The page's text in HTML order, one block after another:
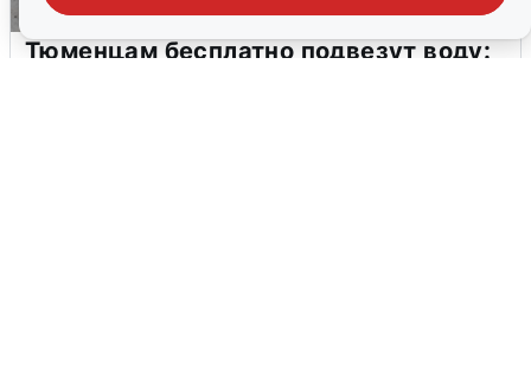
Тюменцам бесплатно подвезут воду: